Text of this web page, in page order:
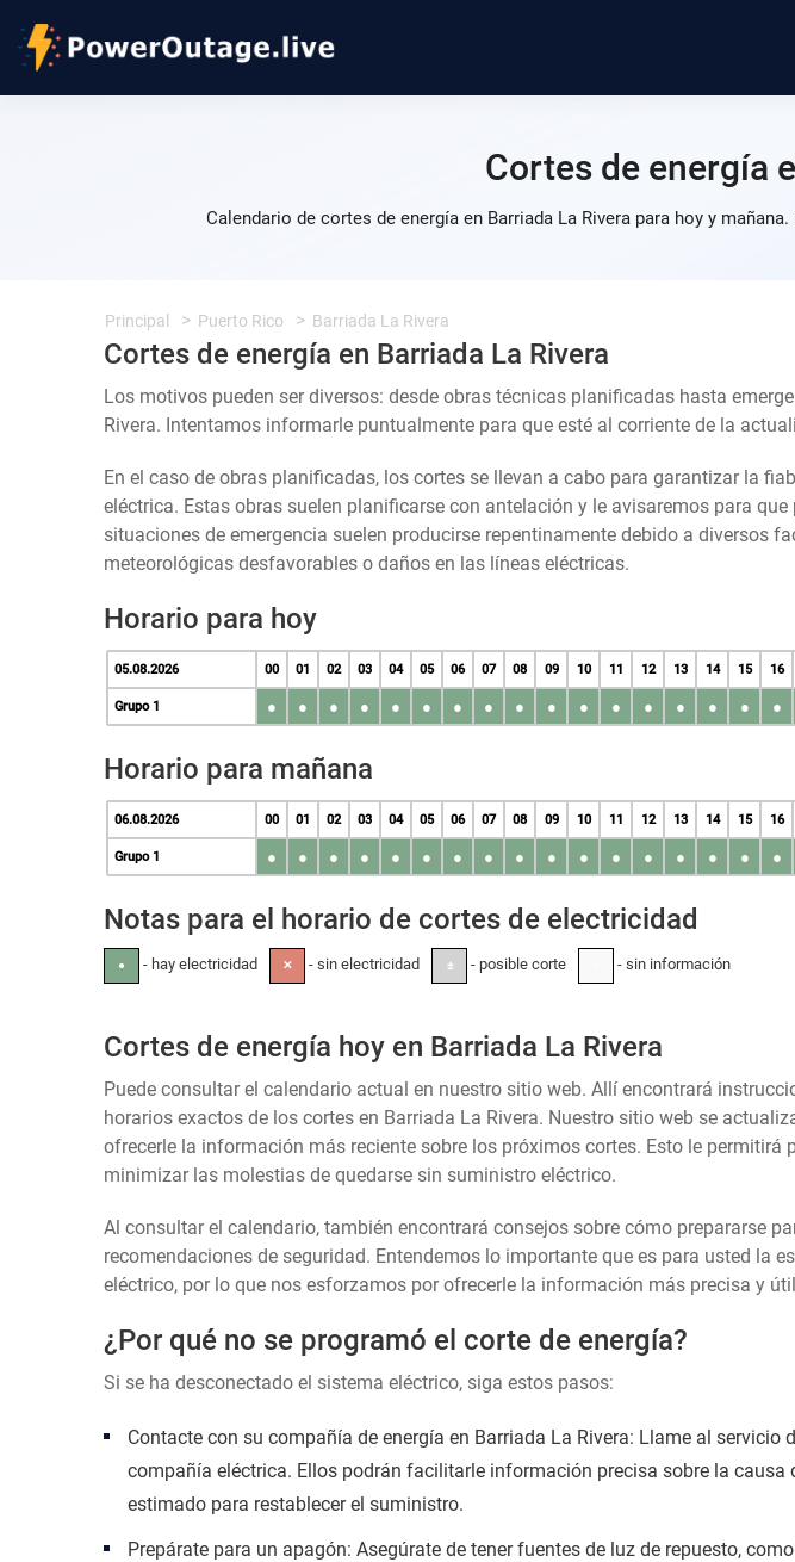
Cortes de energía
Calendario de cortes de energía en Barriada La Rivera para hoy y
Principal Puerto Rico Barriada La Rivera
Cortes de energía en Barriada La Rivera
Los motivos pueden ser diversos: desde obras técnicas planificadas hasta
Rivera. Intentamos informarle puntualmente para que esté al corriente de la
En el caso de obras planificadas, los cortes se llevan a cabo para garantizar la
eléctrica. Estas obras suelen planificarse con antelación y le avisaremos para que
situaciones de emergencia suelen producirse repentinamente debido a diversos
meteorológicas desfavorables o daños en las líneas eléctricas.
Horario para hoy
05.08.2026 00 01 02 03 04 05 06 07 08 09 10 11 12 13 14 15 16
Grupo 1 ● ● ● ● ● ● ● ● ● ● ● ● ● ● ● ● ●
Horario para mañana
06.08.2026 00 01 02 03 04 05 06 07 08 09 10 11 12 13 14 15 16
Grupo 1 ● ● ● ● ● ● ● ● ● ● ● ● ● ● ● ● ●
Notas para el horario de cortes de electricidad
● - hay electricidad ✕ - sin electricidad ± - posible corte - sin información
Cortes de energía hoy en Barriada La Rivera
Puede consultar el calendario actual en nuestro sitio web. Allí encontrará
horarios exactos de los cortes en Barriada La Rivera. Nuestro sitio web se
ofrecerle la información más reciente sobre los próximos cortes. Esto le permitirá
minimizar las molestias de quedarse sin suministro eléctrico.
Al consultar el calendario, también encontrará consejos sobre cómo prepararse
recomendaciones de seguridad. Entendemos lo importante que es para usted la
eléctrico, por lo que nos esforzamos por ofrecerle la información más precisa y
¿Por qué no se programó el corte de energía?
Si se ha desconectado el sistema eléctrico, siga estos pasos:
Contacte con su compañía de energía en Barriada La Rivera: Llame al servicio
compañía eléctrica. Ellos podrán facilitarle información precisa sobre la causa
estimado para restablecer el suministro.
Prepárate para un apagón: Asegúrate de tener fuentes de luz de repuesto,